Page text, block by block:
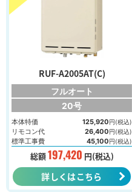
RUF-A2005AT(C)
フルオート
20号
本体特価 125,920円(税込)
リモコン代 26,400円(税込)
標準工事費 45,100円(税込)
総額197,420 円(税込)
詳しくはこちら